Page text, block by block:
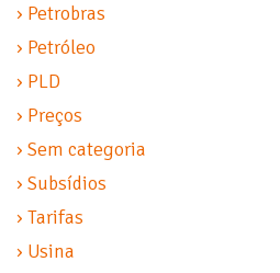
› Petrobras
› Petróleo
› PLD
› Preços
› Sem categoria
› Subsídios
› Tarifas
› Usina